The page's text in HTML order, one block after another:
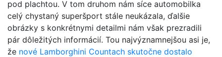
pod plachtou. V tom druhom nám síce automobilka
celý chystaný superšport stále neukázala, ďalšie
obrázky s konkrétnymi detailmi nám však prezradili
pár dôležitých informácií. Tou najvýznamnejšou asi je,
že nové Lamborghini Countach skutočne dostalo